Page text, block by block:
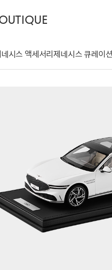
시스 액세서리제네시스 큐레이